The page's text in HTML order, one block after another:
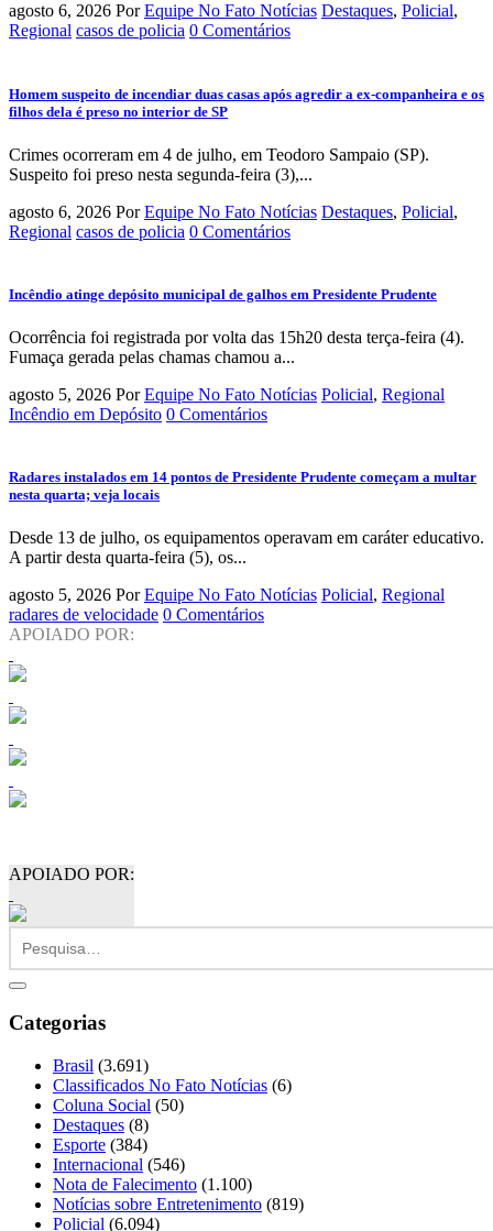
agosto 6, 2026 Por Equipe No Fato Notícias Destaques, Policial,
Regional casos de policia 0 Comentários
Homem suspeito de incendiar duas casas após agredir a ex-companheira e os
filhos dela é preso no interior de SP
Crimes ocorreram em 4 de julho, em Teodoro Sampaio (SP).
Suspeito foi preso nesta segunda-feira (3),...
agosto 6, 2026 Por Equipe No Fato Notícias Destaques, Policial,
Regional casos de policia 0 Comentários
Incêndio atinge depósito municipal de galhos em Presidente Prudente
Ocorrência foi registrada por volta das 15h20 desta terça-feira (4).
Fumaça gerada pelas chamas chamou a...
agosto 5, 2026 Por Equipe No Fato Notícias Policial, Regional
Incêndio em Depósito 0 Comentários
Radares instalados em 14 pontos de Presidente Prudente começam a multar
nesta quarta; veja locais
Desde 13 de julho, os equipamentos operavam em caráter educativo.
A partir desta quarta-feira (5), os...
agosto 5, 2026 Por Equipe No Fato Notícias Policial, Regional
radares de velocidade 0 Comentários
APOIADO POR:
APOIADO POR:
Categorias
Brasil (3.691)
Classificados No Fato Notícias (6)
Coluna Social (50)
Destaques (8)
Esporte (384)
Internacional (546)
Nota de Falecimento (1.100)
Notícias sobre Entretenimento (819)
Policial (6.094)